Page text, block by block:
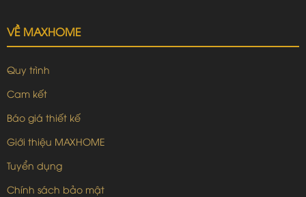
VỀ MAXHOME
Quy trình
Cam kết
Báo giá thiết kế
Giới thiệu MAXHOME
Tuyển dụng
Chính sách bảo mật